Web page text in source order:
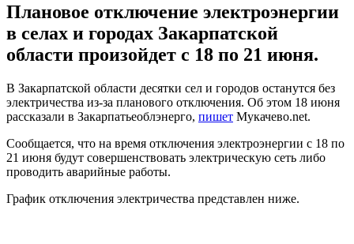
Плановое отключение электроэнергии
в селах и городах Закарпатской
области произойдет с 18 по 21 июня.
В Закарпатской области десятки сел и городов останутся без
электричества из-за планового отключения. Об этом 18 июня
рассказали в Закарпатьеоблэнерго, пишет Мукачево.net.
Сообщается, что на время отключения электроэнергии с 18 по
21 июня будут совершенствовать электрическую сеть либо
проводить аварийные работы.
График отключения электричества представлен ниже.